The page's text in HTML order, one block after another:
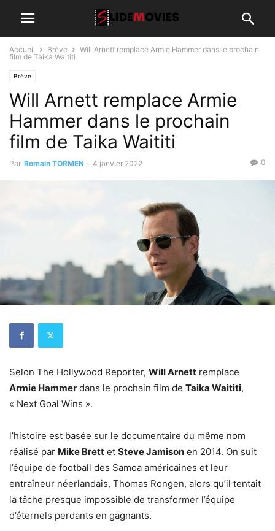
Accueil Brève
Will Arnett remplace Armie Hammer dans le prochain
film de Taika Waititi
Brève
Will Arnett remplace Armie
Hammer dans le prochain
film de Taika Waititi
Par Romain TORMEN - 4 janvier 2022 0
Selon The Hollywood Reporter, Will Arnett remplace
Armie Hammer dans le prochain film de Taika Waititi,
« Next Goal Wins ».
l’histoire est basée sur le documentaire du même nom
réalisé par Mike Brett et Steve Jamison en 2014. On suit
l’équipe de football des Samoa américaines et leur
entraîneur néerlandais, Thomas Rongen, alors qu’il tentait
la tâche presque impossible de transformer l’équipe
d’éternels perdants en gagnants.